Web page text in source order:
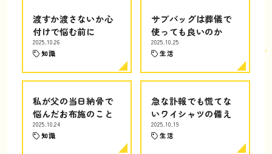
渡すか渡さないか心
付けで悩む前に
2025.10.26
知識
サブバッグは葬儀で
使っても良いのか
2025.10.25
生活
私が父の当日納骨で
悩んだお布施のこと
2025.10.24
知識
急な訃報でも慌てな
いワイシャツの備え
2025.10.19
生活